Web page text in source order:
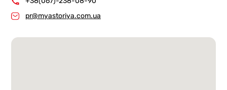
pr@myastoriya.com.ua